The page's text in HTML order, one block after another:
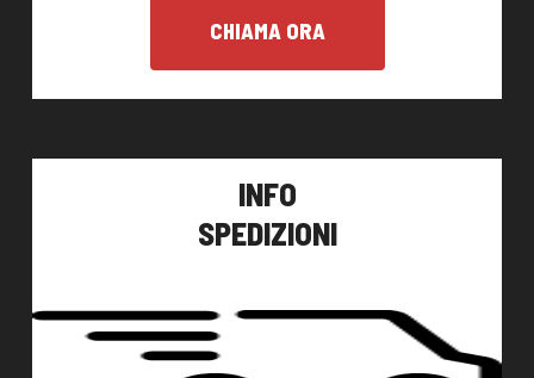
CHIAMA ORA
INFO
SPEDIZIONI